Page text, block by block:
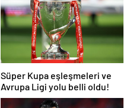
Süper Kupa eşleşmeleri ve
Avrupa Ligi yolu belli oldu!